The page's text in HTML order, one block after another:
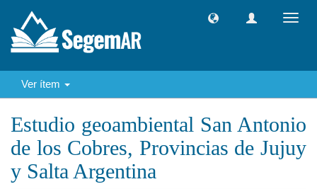
Ver ítem
Estudio geoambiental San Antonio
de los Cobres, Provincias de Jujuy
y Salta Argentina